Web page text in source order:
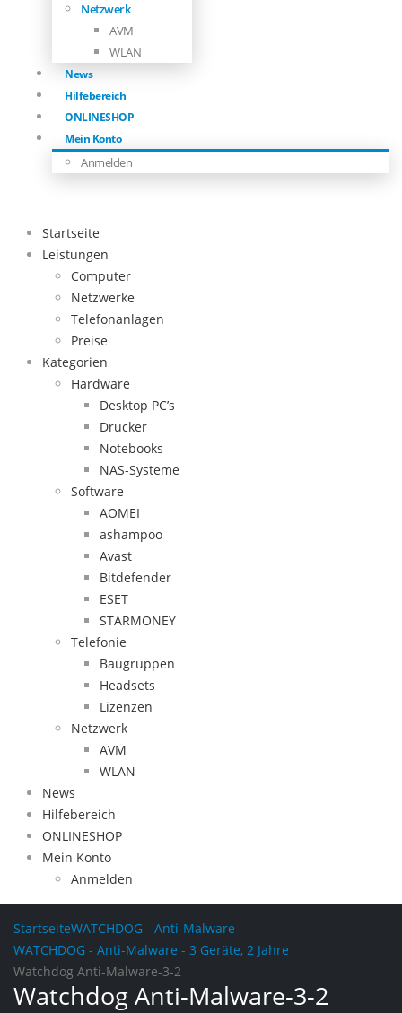
Netzwerk
AVM
WLAN
News
Hilfebereich
ONLINESHOP
Mein Konto
Anmelden
Startseite
Leistungen
Computer
Netzwerke
Telefonanlagen
Preise
Kategorien
Hardware
Desktop PC’s
Drucker
Notebooks
NAS-Systeme
Software
AOMEI
ashampoo
Avast
Bitdefender
ESET
STARMONEY
Telefonie
Baugruppen
Headsets
Lizenzen
Netzwerk
AVM
WLAN
News
Hilfebereich
ONLINESHOP
Mein Konto
Anmelden
StartseiteWATCHDOG - Anti-Malware
WATCHDOG - Anti-Malware - 3 Geräte, 2 Jahre
Watchdog Anti-Malware-3-2
Watchdog Anti-Malware-3-2